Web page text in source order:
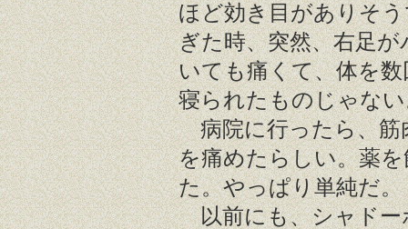
ほど効き目がありそ
ぎた時、突然、右足
いても痛くて、体を
寝られたものじゃな
病院に行ったら、筋
を痛めたらしい。薬
た。やっぱり単純だ。
以前にも、シャドー